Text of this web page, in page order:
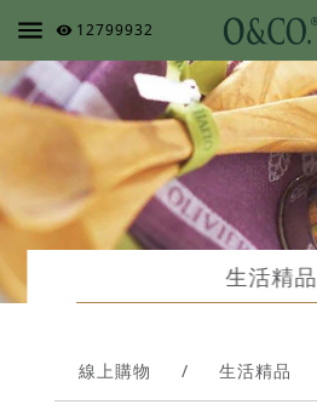
12799932
生活精品
線上購物 / 生活精品